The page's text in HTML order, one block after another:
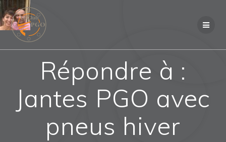
Répondre à :
Jantes PGO avec
pneus hiver